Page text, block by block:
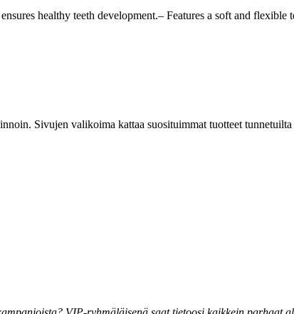
healthy teeth development.– Features a soft and
Sivujen valikoima kattaa suosituimmat tuotteet